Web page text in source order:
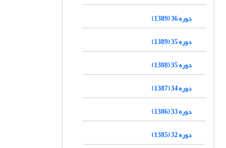
دوره 36 (1389)
دوره 35 (1389)
دوره 35 (1388)
دوره 34 (1387)
دوره 33 (1386)
دوره 32 (1385)